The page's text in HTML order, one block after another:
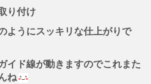
り付け
ようにスッキリな仕上がりで
イド線が動きますのでこれまた
ね